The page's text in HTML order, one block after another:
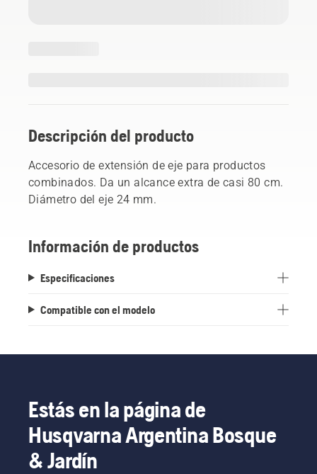
Descripción del producto
Accesorio de extensión de eje para productos
combinados. Da un alcance extra de casi 80 cm.
Diámetro del eje 24 mm.
Información de productos
Especificaciones
Compatible con el modelo
Estás en la página de
Husqvarna Argentina Bosque
& Jardín